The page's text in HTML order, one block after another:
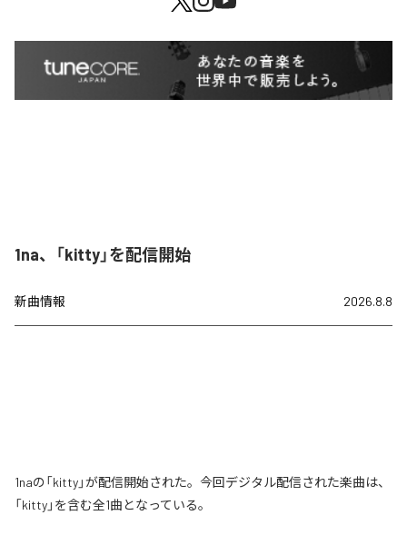
1na、「kitty」を配信開始
新曲情報 2026.8.8
1naの「kitty」が配信開始された。今回デジタル配信された楽曲は、
「kitty」を含む全1曲となっている。